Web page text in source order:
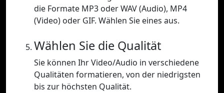
die Formate MP3 oder WAV (Audio), MP4
(Video) oder GIF. Wählen Sie eines aus.
Wählen Sie die Qualität
Sie können Ihr Video/Audio in verschiedene
Qualitäten formatieren, von der niedrigsten
bis zur höchsten Qualität.